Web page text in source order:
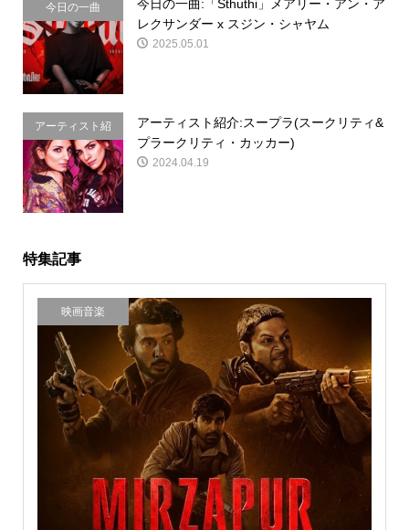
今日の一曲
今日の一曲:「Sthuthi」メアリー・アン・ア
レクサンダー x スジン・シャヤム
2025.05.01
アーティスト紹
介
アーティスト紹介:スープラ(スークリティ&
プラークリティ・カッカー)
2024.04.19
特集記事
映画音楽